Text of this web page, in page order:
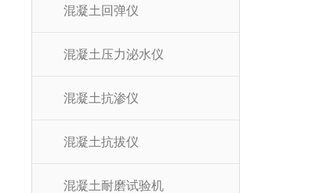
混凝土回弹仪
混凝土压力泌水仪
混凝土抗渗仪
混凝土抗拔仪
混凝土耐磨试验机